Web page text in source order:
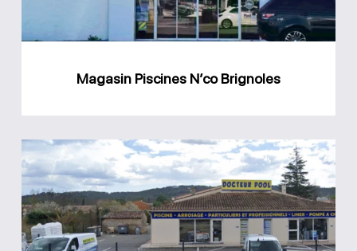
Magasin Piscines N’co Brignoles
Magasin
Docteur
Pool
Tourrettes